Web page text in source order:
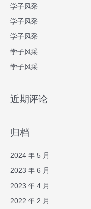
学子风采
学子风采
学子风采
学子风采
学子风采
近期评论
归档
2024 年 5 月
2023 年 6 月
2023 年 4 月
2022 年 2 月